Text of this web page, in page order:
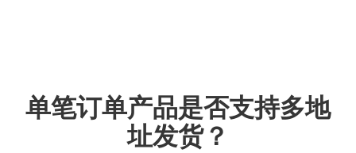
单笔订单产品是否支持多地
址发货？